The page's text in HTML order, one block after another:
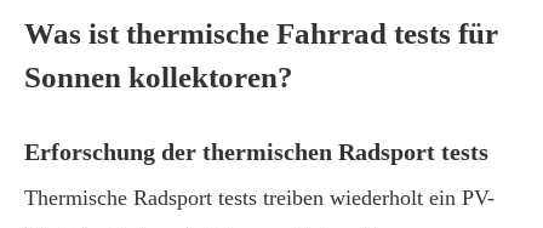
Was ist thermische Fahrrad tests für
Sonnen kollektoren?
Erforschung der thermischen Radsport tests
Thermische Radsport tests treiben wiederholt ein PV-